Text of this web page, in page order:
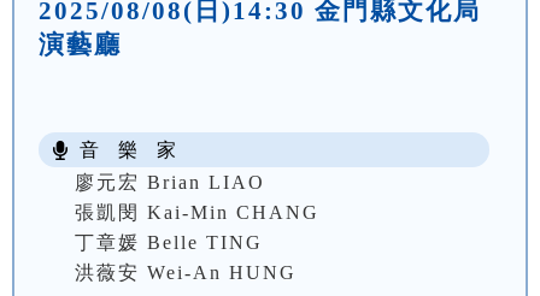
2025/08/08(日)14:30 金門縣文化局
演藝廳
音 樂 家
廖元宏 Brian LIAO
張凱閔 Kai-Min CHANG
丁章媛 Belle TING
洪薇安 Wei-An HUNG